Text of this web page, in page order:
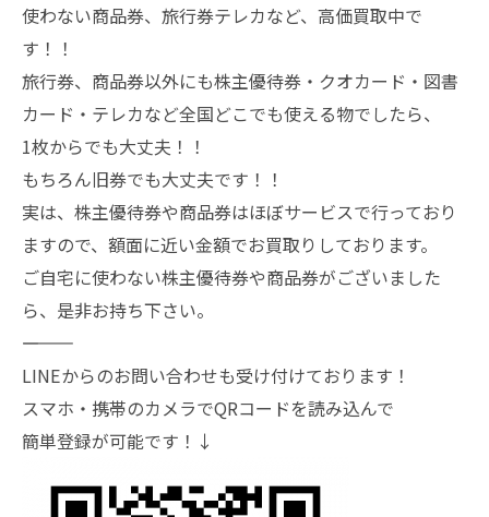
使わない商品券、旅行券テレカなど、高価買取中で
す！！
旅行券、商品券以外にも株主優待券・クオカード・図書
カード・テレカなど全国どこでも使える物でしたら、
1枚からでも大丈夫！！
もちろん旧券でも大丈夫です！！
実は、株主優待券や商品券はほぼサービスで行っており
ますので、額面に近い金額でお買取りしております。
ご自宅に使わない株主優待券や商品券がございました
ら、是非お持ち下さい。
―――――――
LINEからのお問い合わせも受け付けております！
スマホ・携帯のカメラでQRコードを読み込んで
簡単登録が可能です！↓